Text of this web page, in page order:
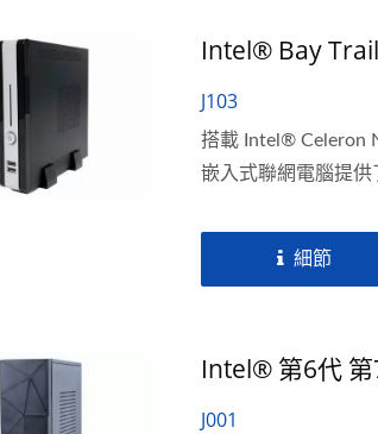
Intel® Bay
J103
搭載 Intel® Celeron
嵌入式聯網電腦提供
細節
Intel® 第6代
J001